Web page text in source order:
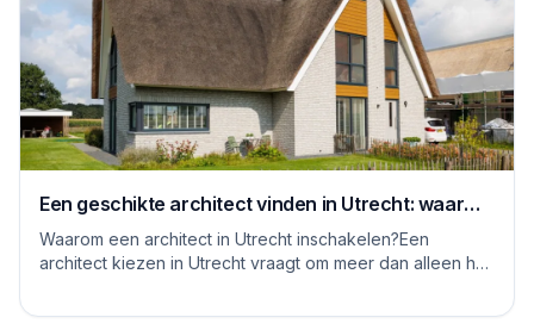
Een geschikte architect vinden in Utrecht: waar
moet je op letten
Waarom een architect in Utrecht inschakelen?Een
architect kiezen in Utrecht vraagt om meer dan alleen het